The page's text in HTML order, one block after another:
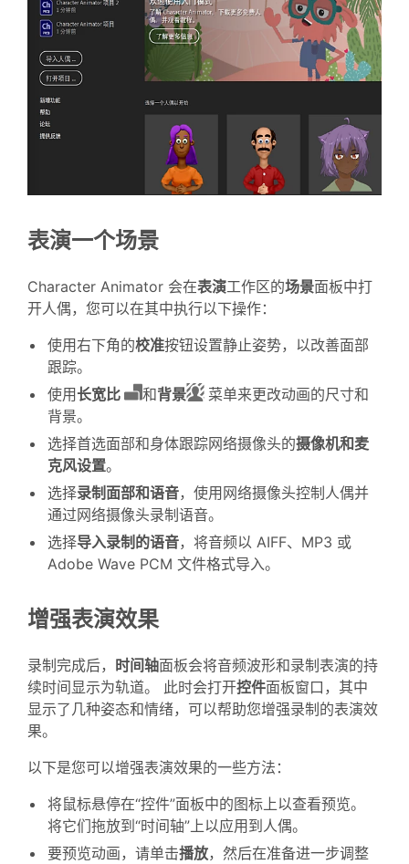
表演一个场景
Character Animator 会在表演工作区的场景面板中打
开人偶，您可以在其中执行以下操作：
使用右下角的校准按钮设置静止姿势，以改善面部
跟踪。
使用 长宽比 和背景
菜单来更改动画的尺寸和
背景。
选择首选面部和身体跟踪网络摄像头的摄像机和麦
克风设置。
选择录制面部和语音，使用网络摄像头控制人偶并
通过网络摄像头录制语音。
选择导入录制的语音，将音频以 AIFF、MP3 或
Adobe Wave PCM 文件格式导入。
增强表演效果
录制完成后， 时间轴面板会将音频波形和录制表演的持
续时间显示为轨道。 此时会打开控件面板窗口，其中
显示了几种姿态和情绪，可以帮助您增强录制的表演效
果。
以下是您可以增强表演效果的一些方法：
将鼠标悬停在“控件”面板中的图标上以查看预览。
将它们拖放到“时间轴”上以应用到人偶。
要预览动画，请单击播放，然后在准备进一步调整